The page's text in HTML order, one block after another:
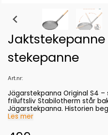
stekepanne
Art.nr:
Jägarstekpanna Original S4
friluftsliv Stabilotherm står bak originalmodellen av
Jägarstekpanna. Historien
ønsket seg en smidig
– og den første modellen ble
Les mer